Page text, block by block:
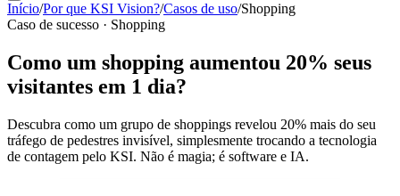
Início/Por que KSI Vision?/Casos de uso/Shopping
Caso de sucesso · Shopping
Como um shopping aumentou 20% seus
visitantes em 1 dia?
Descubra como um grupo de shoppings revelou 20% mais do seu
tráfego de pedestres invisível, simplesmente trocando a tecnologia
de contagem pelo KSI. Não é magia; é software e IA.